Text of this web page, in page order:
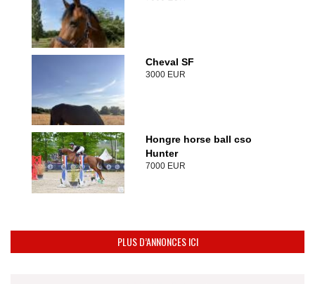
Cheval SF
3000 EUR
Hongre horse ball cso
Hunter
7000 EUR
PLUS D’ANNONCES ICI